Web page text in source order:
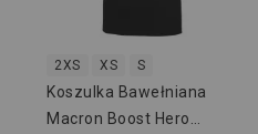
2XS XS S
Koszulka Bawełniana
Macron Boost Hero